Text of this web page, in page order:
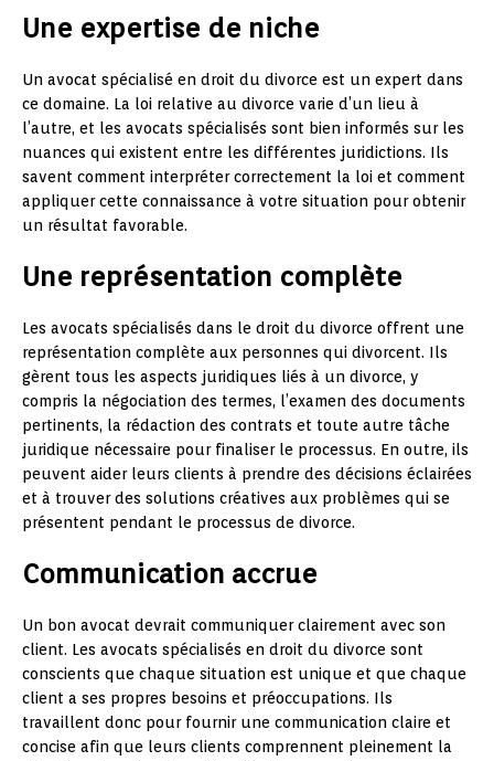
Une expertise de niche
Un avocat spécialisé en droit du divorce est un expert dans
ce domaine. La loi relative au divorce varie d’un lieu à
l’autre, et les avocats spécialisés sont bien informés sur les
nuances qui existent entre les différentes juridictions. Ils
savent comment interpréter correctement la loi et comment
appliquer cette connaissance à votre situation pour obtenir
un résultat favorable.
Une représentation complète
Les avocats spécialisés dans le droit du divorce offrent une
représentation complète aux personnes qui divorcent. Ils
gèrent tous les aspects juridiques liés à un divorce, y
compris la négociation des termes, l’examen des documents
pertinents, la rédaction des contrats et toute autre tâche
juridique nécessaire pour finaliser le processus. En outre, ils
peuvent aider leurs clients à prendre des décisions éclairées
et à trouver des solutions créatives aux problèmes qui se
présentent pendant le processus de divorce.
Communication accrue
Un bon avocat devrait communiquer clairement avec son
client. Les avocats spécialisés en droit du divorce sont
conscients que chaque situation est unique et que chaque
client a ses propres besoins et préoccupations. Ils
travaillent donc pour fournir une communication claire et
concise afin que leurs clients comprennent pleinement la